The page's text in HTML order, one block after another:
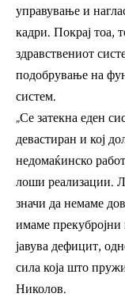
управување и
кадри. Покрај тоа,
здравствениот
подобрување на
систем.
„Се затекна еден
девастиран и кој
недомаќинско
лоши реализации.
значи да немаме
имаме прекубројни
јавува дефицит,
сила која што
Николов.